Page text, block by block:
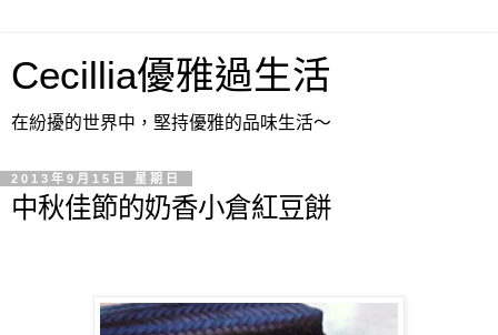
Cecillia優雅過生活
在紛擾的世界中，堅持優雅的品味生活～
2013年9月15日 星期日
中秋佳節的奶香小倉紅豆餅